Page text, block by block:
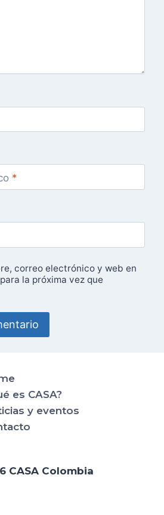
*
correo electrónico y web en
la próxima vez que
es CASA?
y eventos
CASA Colombia